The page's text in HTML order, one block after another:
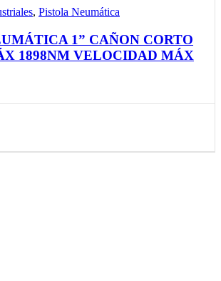
, Pistola Neumática
1” CAÑON CORTO
1898NM VELOCIDAD MÁX